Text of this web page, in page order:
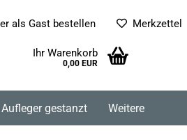
als Gast bestellen Merkzettel
Ihr Warenkorb
0,00 EUR
gestanzt Weitere